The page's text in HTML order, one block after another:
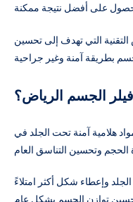
التي تهدف إلى تحسين
الجسم الرياض؟
هلامية آمنة تحت الجلد في
وإعطاء شكل أكثر امتلاءً
توازن الجسم بشكل عام